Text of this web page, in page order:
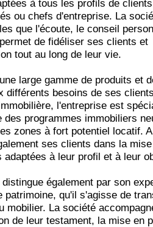
à tous les profils de
ou chefs d'entreprise. La
que l'écoute, le conseil
de fidéliser ses clients et
tout au long de leur vie.
large gamme de produits et
différents besoins de ses
l'entreprise est
des programmes immobiliers
zones à fort potentiel locatif.
ses clients dans la
adaptées à leur profil et à leur
également par son
patrimoine, qu'il s'agisse de
mobilier. La société
de leur testament, la mise en